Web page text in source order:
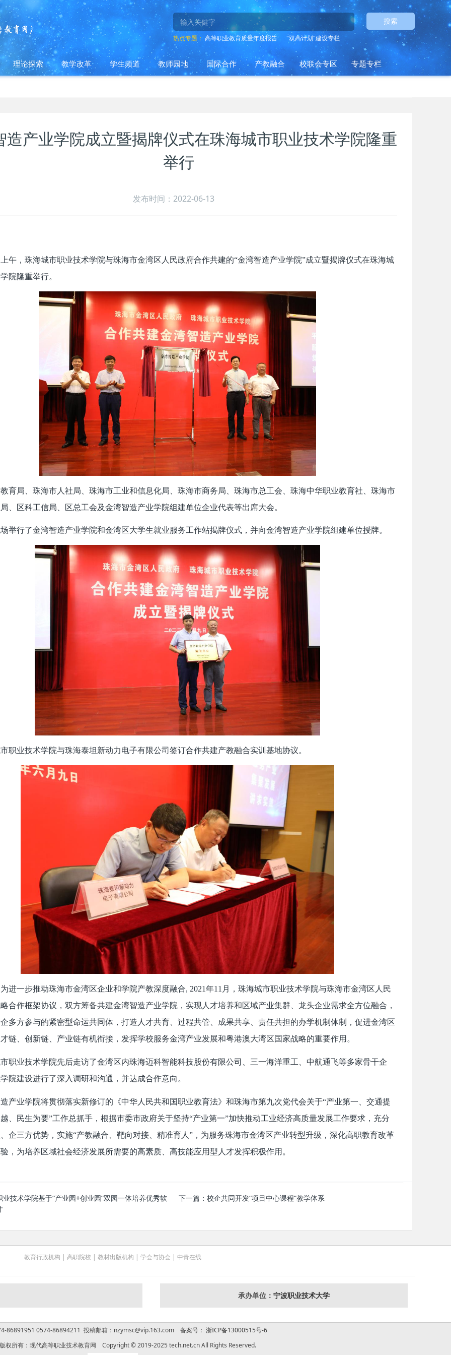
搜索
热点专题： 高等职业教育质量年度报告 "双高计划"建设专栏
理论探索 教学改革 学生频道 教师园地 国际合作 产教融合 校联会专区 专题专栏
造产业学院成立暨揭牌仪式在珠海城市职业技术学院隆重
举行
发布时间：2022-06-13
午，珠海城市职业技术学院与珠海市金湾区人民政府合作共建的“金湾智造产业学院”成立暨揭牌仪式在珠海城
院隆重举行。
育局、珠海市人社局、珠海市工业和信息化局、珠海市商务局、珠海市总工会、珠海中华职业教育社、珠海市
、区科工信局、区总工会及金湾智造产业学院组建单位企业代表等出席大会。
举行了金湾智造产业学院和金湾区大学生就业服务工作站揭牌仪式，并向金湾智造产业学院组建单位授牌。
职业技术学院与珠海泰坦新动力电子有限公司签订合作共建产教融合实训基地协议。
进一步推动珠海市金湾区企业和学院产教深度融合, 2021年11月，珠海城市职业技术学院与珠海市金湾区人民
合作框架协议，双方筹备共建金湾智造产业学院，实现人才培养和区域产业集群、龙头企业需求全方位融合，
多方参与的紧密型命运共同体，打造人才共育、过程共管、成果共享、责任共担的办学机制体制，促进金湾区
链、创新链、产业链有机衔接，发挥学校服务金湾产业发展和粤港澳大湾区国家战略的重要作用。
职业技术学院先后走访了金湾区内珠海迈科智能科技股份有限公司、三一海洋重工、中航通飞等多家骨干企
院建设进行了深入调研和沟通，并达成合作意向。
产业学院将贯彻落实新修订的《中华人民共和国职业教育法》和珠海市第九次党代会关于“产业第一、交通提
、民生为要”工作总抓手，根据市委市政府关于坚持“产业第一”加快推动工业经济高质量发展工作要求，充分
企三方优势，实施“产教融合、靶向对接、精准育人”，为服务珠海市金湾区产业转型升级，深化高职教育改革
，为培养区域社会经济发展所需要的高素质、高技能应用型人才发挥积极作用。
业技术学院基于“产业园+创业园”双园一体培养优秀软
下一篇： 校企共同开发“项目中心课程”教学体系
教育行政机构 | 高职院校 | 教材出版机构 | 学会与协会 | 中青在线
承办单位： 宁波职业技术大学
86891951 0574-86894211 投稿邮箱：nzymsc@vip.163.com 备案号： 浙ICP备13000515号-6
所有：现代高等职业技术教育网 Copyright © 2019-2025 tech.net.cn All Rights Reserved.